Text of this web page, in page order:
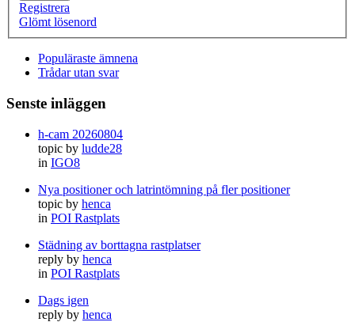
Registrera
Glömt lösenord
Populäraste ämnena
Trådar utan svar
Senste inläggen
h-cam 20260804
topic by ludde28
in IGO8
Nya positioner och latrintömning på fler positioner
topic by henca
in POI Rastplats
Städning av borttagna rastplatser
reply by henca
in POI Rastplats
Dags igen
reply by henca